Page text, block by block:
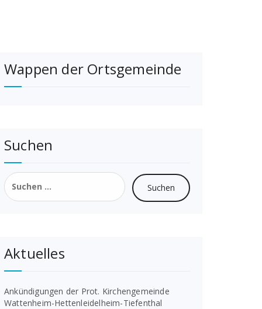
Wappen der Ortsgemeinde
Suchen
Suchen
nach:
Aktuelles
Ankündigungen der Prot. Kirchengemeinde
Wattenheim-Hettenleidelheim-Tiefenthal